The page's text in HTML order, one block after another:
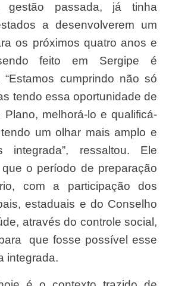
passada, já tinha
a desenvolverem um
os próximos quatro anos e
feito em Sergipe é
“Estamos cumprindo não só
tendo essa oportunidade de
Plano, melhorá-lo e qualificá-
um olhar mais amplo e
ressaltou. Ele
o período de preparação
com a participação dos
estaduais e do Conselho
através do controle social,
que fosse possível esse
integrada.